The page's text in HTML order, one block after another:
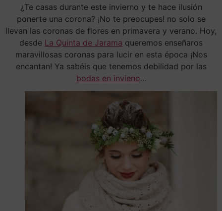
¿Te casas durante este invierno y te hace ilusión
ponerte una corona? ¡No te preocupes! no solo se
llevan las coronas de flores en primavera y verano. Hoy,
desde La Quinta de Jarama queremos enseñaros
maravillosas coronas para lucir en esta época ¡Nos
encantan! Ya sabéis que tenemos debilidad por las
bodas en invieno...